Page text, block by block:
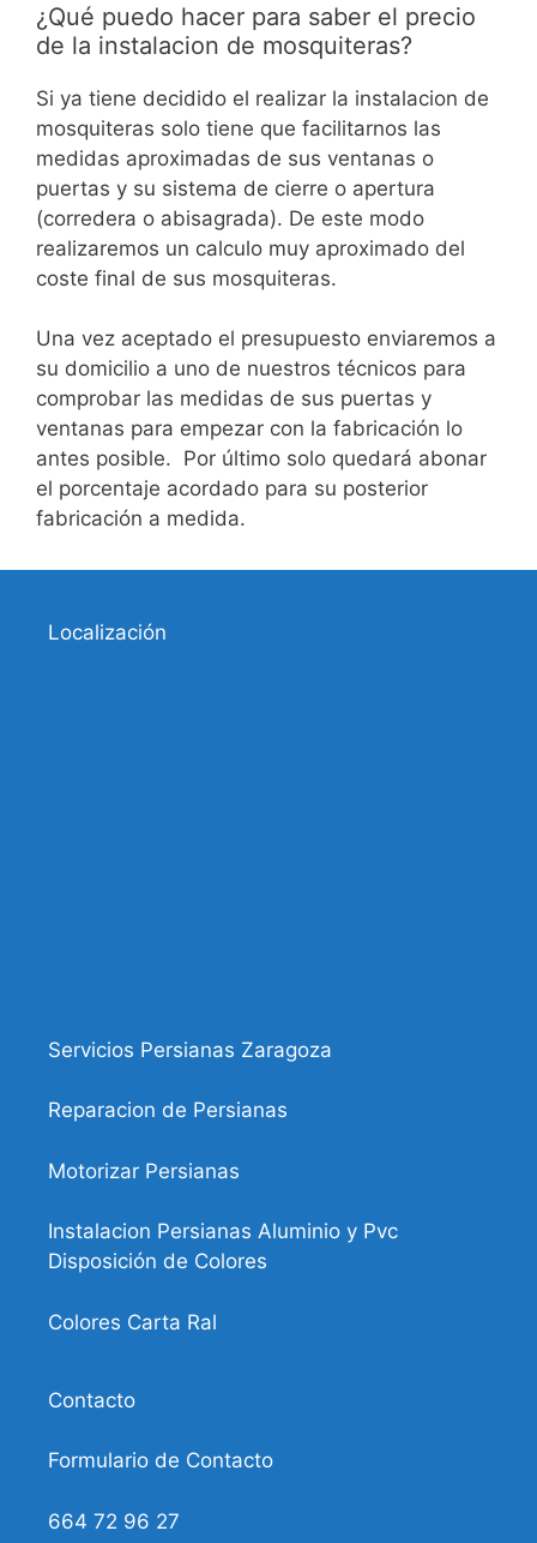
¿Qué puedo hacer para saber el precio
de la instalacion de mosquiteras?
Si ya tiene decidido el realizar la instalacion de
mosquiteras solo tiene que facilitarnos las
medidas aproximadas de sus ventanas o
puertas y su sistema de cierre o apertura
(corredera o abisagrada). De este modo
realizaremos un calculo muy aproximado del
coste final de sus mosquiteras.
Una vez aceptado el presupuesto enviaremos a
su domicilio a uno de nuestros técnicos para
comprobar las medidas de sus puertas y
ventanas para empezar con la fabricación lo
antes posible. Por último solo quedará abonar
el porcentaje acordado para su posterior
fabricación a medida.
Localización
Servicios Persianas Zaragoza
Reparacion de Persianas
Motorizar Persianas
Instalacion Persianas Aluminio y Pvc
Disposición de Colores
Colores Carta Ral
Contacto
Formulario de Contacto
664 72 96 27